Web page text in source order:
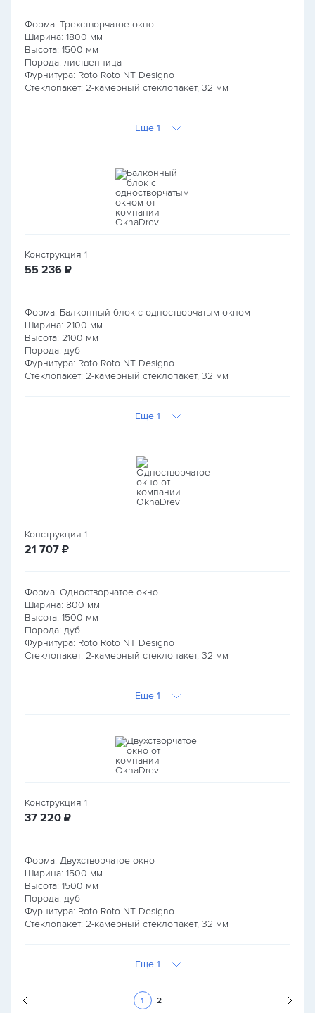
Форма: Трехстворчатое окно
Ширина: 1800 мм
Высота: 1500 мм
Порода: лиственница
Фурнитура: Roto Roto NT Designo
Стеклопакет: 2-камерный стеклопакет, 32 мм
Еще 1
Конструкция 1
55 236 руб.
₽
Форма: Балконный блок с одностворчатым окном
Ширина: 2100 мм
Высота: 2100 мм
Порода: дуб
Фурнитура: Roto Roto NT Designo
Стеклопакет: 2-камерный стеклопакет, 32 мм
Еще 1
Конструкция 1
21 707 руб.
₽
Форма: Одностворчатое окно
Ширина: 800 мм
Высота: 1500 мм
Порода: дуб
Фурнитура: Roto Roto NT Designo
Стеклопакет: 2-камерный стеклопакет, 32 мм
Еще 1
Конструкция 1
37 220 руб.
₽
Форма: Двухстворчатое окно
Ширина: 1500 мм
Высота: 1500 мм
Порода: дуб
Фурнитура: Roto Roto NT Designo
Стеклопакет: 2-камерный стеклопакет, 32 мм
Еще 1
1 2
Следующая